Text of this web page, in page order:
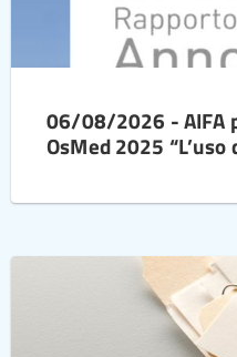
06/08/2026 - AIFA
OsMed 2025